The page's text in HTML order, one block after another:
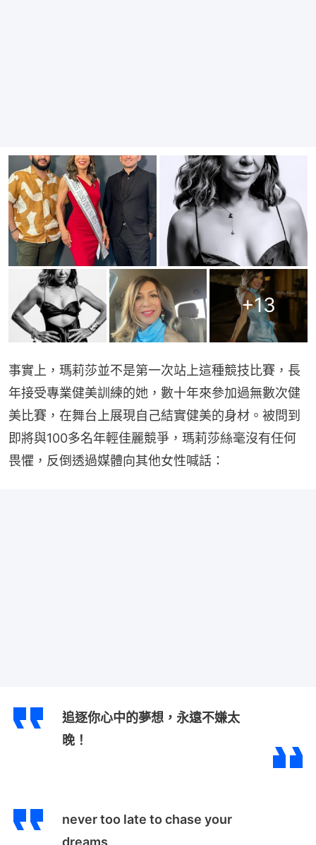
+13
事實上，瑪莉莎並不是第一次站上這種競技比賽，長
年接受專業健美訓練的她，數十年來參加過無數次健
美比賽，在舞台上展現自己結實健美的身材。被問到
即將與100多名年輕佳麗競爭，瑪莉莎絲毫沒有任何
畏懼，反倒透過媒體向其他女性喊話：
追逐你心中的夢想，永遠不嫌太
晚！
never too late to chase your
dreams